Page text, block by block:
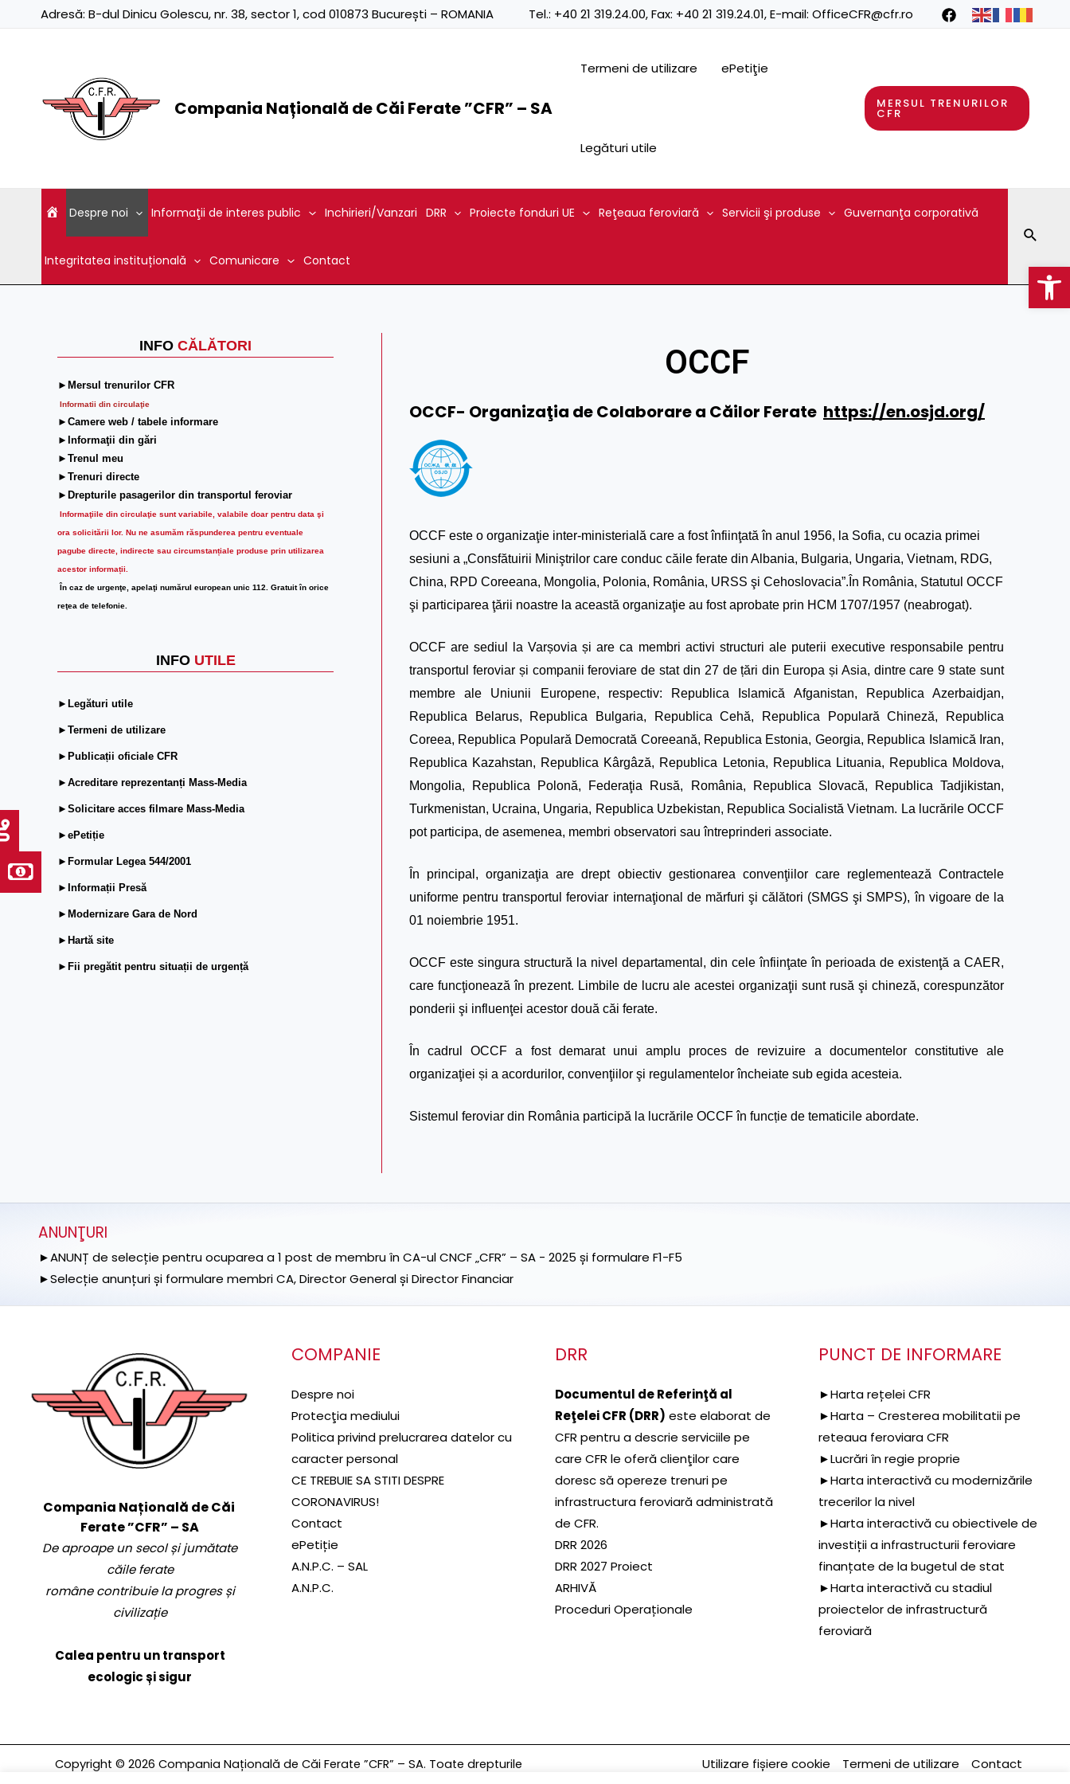
Adresă: B-dul Dinicu Golescu, nr. 38, sector 1, cod 010873 București – ROMANIA Tel.: +40 21 319.24.00, Fax: +40 21 319.24.01, E-mail: OfficeCFR@cfr.ro
Compania Națională de Căi Ferate ”CFR” – SA
Termeni de utilizare ePetiţie
Legături utile
MERSUL TRENURILOR
CFR
Despre noi Informaţii de interes public Inchirieri/Vanzari DRR Proiecte fonduri UE Reţeaua feroviară Servicii şi produse Guvernanţa corporativă
Integritatea instituțională Comunicare Contact
INFO CĂLĂTORI
►Mersul trenurilor CFR
Informatii din circulaţie
►Camere web / tabele informare
►Informaţii din gări
►Trenul meu
►Trenuri directe
►Drepturile pasagerilor din transportul feroviar
Informaţiile din circulaţie sunt variabile, valabile doar pentru data şi
ora solicitării lor. Nu ne asumăm răspunderea pentru eventuale
pagube directe, indirecte sau circumstanțiale produse prin utilizarea
acestor informații.
În caz de urgenţe, apelaţi numărul european unic 112. Gratuit în orice
reţea de telefonie.
INFO UTILE
►Legături utile
►Termeni de utilizare
►Publicații oficiale CFR
►Acreditare reprezentanți Mass-Media
►Solicitare acces filmare Mass-Media
►ePetiție
►Formular Legea 544/2001
►Informații Presă
►Modernizare Gara de Nord
►Hartă site
►Fii pregătit pentru situații de urgență
OCCF
OCCF- Organizaţia de Colaborare a Căilor Ferate https://en.osjd.org/
OCCF este o organizaţie inter-ministerială care a fost înfiinţată în anul 1956, la Sofia, cu ocazia primei
sesiuni a „Consfătuirii Miniştrilor care conduc căile ferate din Albania, Bulgaria, Ungaria, Vietnam, RDG,
China, RPD Coreeana, Mongolia, Polonia, România, URSS şi Cehoslovacia”.În România, Statutul OCCF
şi participarea ţării noastre la această organizaţie au fost aprobate prin HCM 1707/1957 (neabrogat).
OCCF are sediul la Varșovia și are ca membri activi structuri ale puterii executive responsabile pentru
transportul feroviar și companii feroviare de stat din 27 de țări din Europa și Asia, dintre care 9 state sunt
membre ale Uniunii Europene, respectiv: Republica Islamică Afganistan, Republica Azerbaidjan,
Republica Belarus, Republica Bulgaria, Republica Cehă, Republica Populară Chineză, Republica
Coreea, Republica Populară Democrată Coreeană, Republica Estonia, Georgia, Republica Islamică Iran,
Republica Kazahstan, Republica Kârgâză, Republica Letonia, Republica Lituania, Republica Moldova,
Mongolia, Republica Polonă, Federaţia Rusă, România, Republica Slovacă, Republica Tadjikistan,
Turkmenistan, Ucraina, Ungaria, Republica Uzbekistan, Republica Socialistă Vietnam. La lucrările OCCF
pot participa, de asemenea, membri observatori sau întreprinderi associate.
În principal, organizaţia are drept obiectiv gestionarea convenţiilor care reglementează Contractele
uniforme pentru transportul feroviar internaţional de mărfuri şi călători (SMGS şi SMPS), în vigoare de la
01 noiembrie 1951.
OCCF este singura structură la nivel departamental, din cele înfiinţate în perioada de existenţă a CAER,
care funcţionează în prezent. Limbile de lucru ale acestei organizaţii sunt rusă şi chineză, corespunzător
ponderii şi influenţei acestor două căi ferate.
În cadrul OCCF a fost demarat unui amplu proces de revizuire a documentelor constitutive ale
organizaţiei și a acordurilor, convenţiilor şi regulamentelor încheiate sub egida acesteia.
Sistemul feroviar din România participă la lucrările OCCF în funcție de tematicile abordate.
ANUNŢURI
►ANUNȚ de selecție pentru ocuparea a 1 post de membru în CA-ul CNCF „CFR” – SA - 2025 și formulare F1-F5
►Selecție anunțuri și formulare membri CA, Director General și Director Financiar
Compania Națională de Căi
Ferate ”CFR” – SA
De aproape un secol și jumătate
căile ferate
române contribuie la progres și
civilizație
Calea pentru un transport
ecologic și sigur
COMPANIE
Despre noi
Protecţia mediului
Politica privind prelucrarea datelor cu
caracter personal
CE TREBUIE SA STITI DESPRE
CORONAVIRUS!
Contact
ePetiție
A.N.P.C. – SAL
A.N.P.C.
DRR
Documentul de Referinţă al
Reţelei CFR (DRR) este elaborat de
CFR pentru a descrie serviciile pe
care CFR le oferă clienţilor care
doresc să opereze trenuri pe
infrastructura feroviară administrată
de CFR.
DRR 2026
DRR 2027 Proiect
ARHIVĂ
Proceduri Operaționale
PUNCT DE INFORMARE
►Harta rețelei CFR
►Harta – Cresterea mobilitatii pe
reteaua feroviara CFR
►Lucrări în regie proprie
►Harta interactivă cu modernizările
trecerilor la nivel
►Harta interactivă cu obiectivele de
investiții a infrastructurii feroviare
finanțate de la bugetul de stat
►Harta interactivă cu stadiul
proiectelor de infrastructură
feroviară
Copyright © 2026 Compania Națională de Căi Ferate ”CFR” – SA. Toate drepturile
Utilizare fișiere cookie Termeni de utilizare Contact